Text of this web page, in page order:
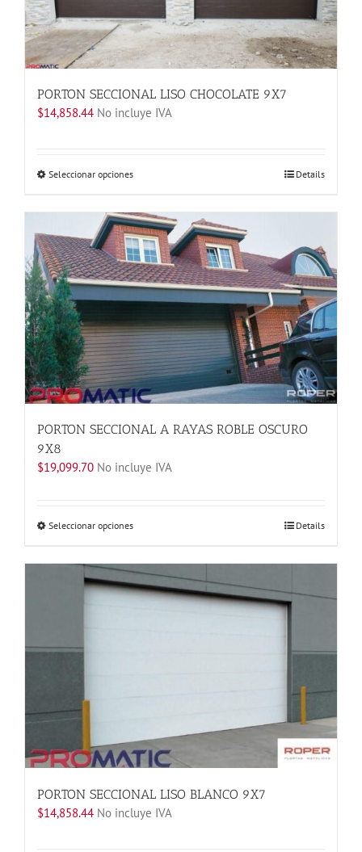
en
la
página
de
producto
PORTON SECCIONAL LISO CHOCOLATE 9X7
$14,858.44 No incluye IVA
Seleccionar opcionesEste
tiene
múltiples
variantes.
Las
opciones
se
elegir
en
la
página
de
producto
Details
PORTON SECCIONAL A RAYAS ROBLE OSCURO
9X8
$19,099.70 No incluye IVA
Seleccionar opcionesEste
tiene
múltiples
variantes.
página
de
Details
PORTON SECCIONAL LISO BLANCO 9X7
$14,858.44 No incluye IVA